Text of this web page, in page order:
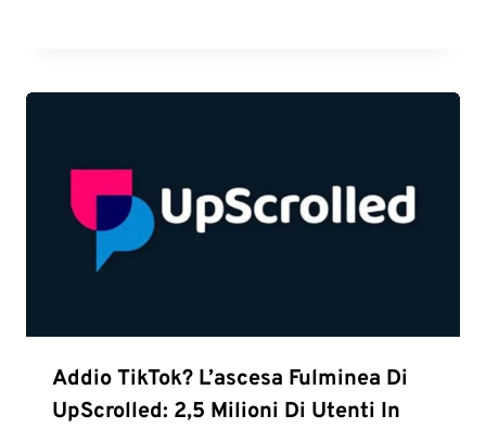
Addio TikTok? L’ascesa Fulminea Di
UpScrolled: 2,5 Milioni Di Utenti In